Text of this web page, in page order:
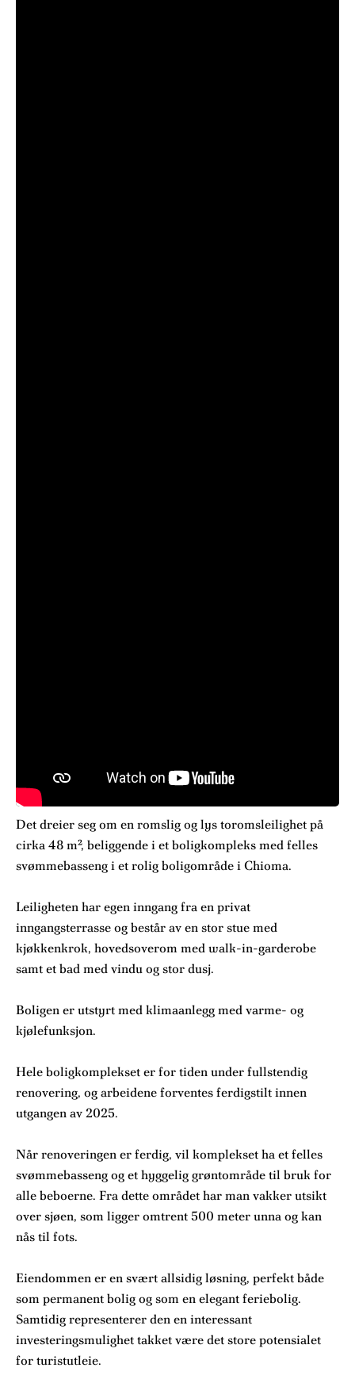
Det dreier seg om en romslig og lys toromsleilighet på
cirka 48 m², beliggende i et boligkompleks med felles
svømmebasseng i et rolig boligområde i Chioma.
Leiligheten har egen inngang fra en privat
inngangsterrasse og består av en stor stue med
kjøkkenkrok, hovedsoverom med walk-in-garderobe
samt et bad med vindu og stor dusj.
Boligen er utstyrt med klimaanlegg med varme- og
kjølefunksjon.
Hele boligkomplekset er for tiden under fullstendig
renovering, og arbeidene forventes ferdigstilt innen
utgangen av 2025.
Når renoveringen er ferdig, vil komplekset ha et felles
svømmebasseng og et hyggelig grøntområde til bruk for
alle beboerne. Fra dette området har man vakker utsikt
over sjøen, som ligger omtrent 500 meter unna og kan
nås til fots.
Eiendommen er en svært allsidig løsning, perfekt både
som permanent bolig og som en elegant feriebolig.
Samtidig representerer den en interessant
investeringsmulighet takket være det store potensialet
for turistutleie.